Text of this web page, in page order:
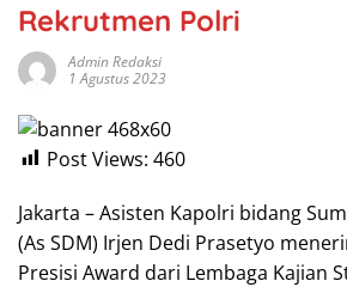
Rekrutmen Polri
Admin Redaksi
1 Agustus 2023
Post Views: 460
Jakarta – Asisten Kapolri bidang
(As SDM) Irjen Dedi Prasetyo
Presisi Award dari Lembaga Kajian